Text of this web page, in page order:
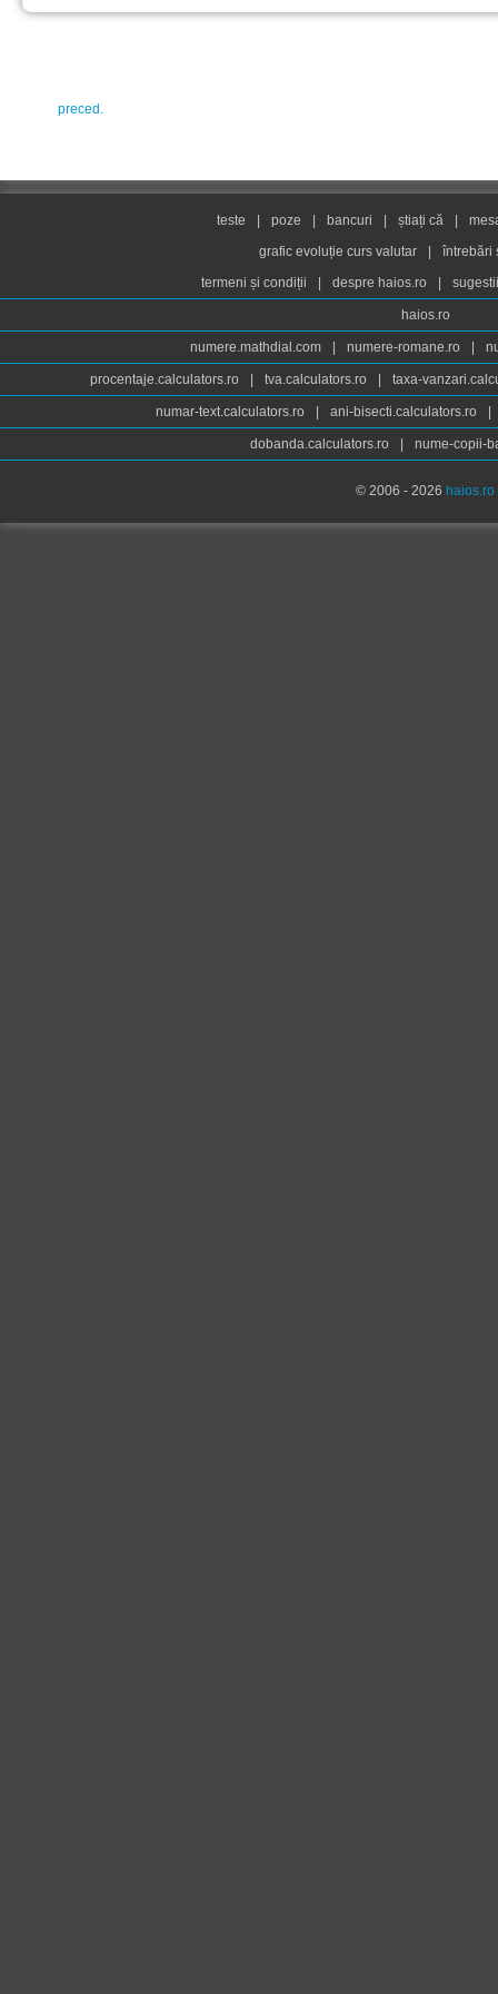
preced.
teste poze bancuri știați că
grafic evoluție curs valutar
întrebări
termeni și condiții
despre haios.ro
haios.ro
numere.mathdial.com numere-romane.ro
procentaje.calculators.ro tva.calculators.ro taxa-
numar-text.calculators.ro ani-bisecti.calculators.ro
dobanda.calculators.ro nume-copii-
© 2006 - 2026 haios.ro